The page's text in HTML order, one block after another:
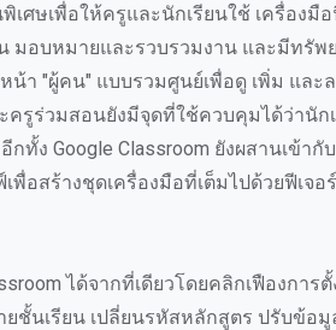
เศษเพื่อให้ครูและนักเรียนใช้ เครื่องมื
อบหมายและรวบรวมงาน และมีทรัพ
น้า "ผู้คน" แบบรวมศูนย์เพื่อดู เพิ่ม และ
รูร่วมสอนยังมีจุดที่ใช้ควบคุมได้ว่านัก
กทั้ง Google Classroom ยังผสานเข้า
เพื่อสร้างชุดเครื่องมือที่เต็มไปด้วยฟีเจอ
ได้จากที่เดียวโดยคลิกเฟืองการ
ชั้นเรียน เปลี่ยนรหัสหลักสูตร ปรับข้อมู